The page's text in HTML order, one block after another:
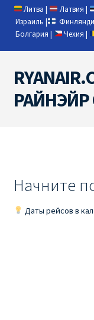
Литва | Латвия |
Израиль |
Болгария | Чехия |
Skip
to
navigation
Skip
to
content
РАЙНЭЙР
RYANAIR PL ОТ € 9
Начните
Даты рейсов в